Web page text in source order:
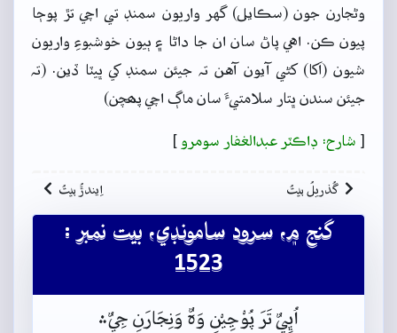
وڻجارن جون (سڪايل) گهر واريون سمنڊ تي اچي تڙ پوڄا
پيون ڪن. اهي پاڻ سان ان جا داڻا ۽ ٻيون خوشبوءِ واريون
شيون (اَکا) کڻي آيون آهن تہ جيئن سمنڊ کي ڀيٽا ڏين. (تہ
جيئن سندن ڀتار سلامتيءَ سان ماڳ اچي پھچن)
[ شارح: ڊاڪٽر عبدالغفار سومرو ]
گُذريلُ بيتُ اِيندڙُ بيتُ
گنج ۾، سرود سامونڊي، بيت نمبر :
1523
اُڀِيٌ تَرَ پُوْڃِيْنِ وَہٌ وَنِجَارَنِ جِيٌ﮶